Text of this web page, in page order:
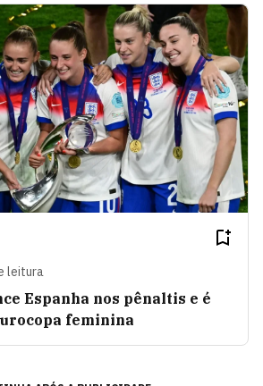
leitura
Espanha nos pênaltis e é
feminina